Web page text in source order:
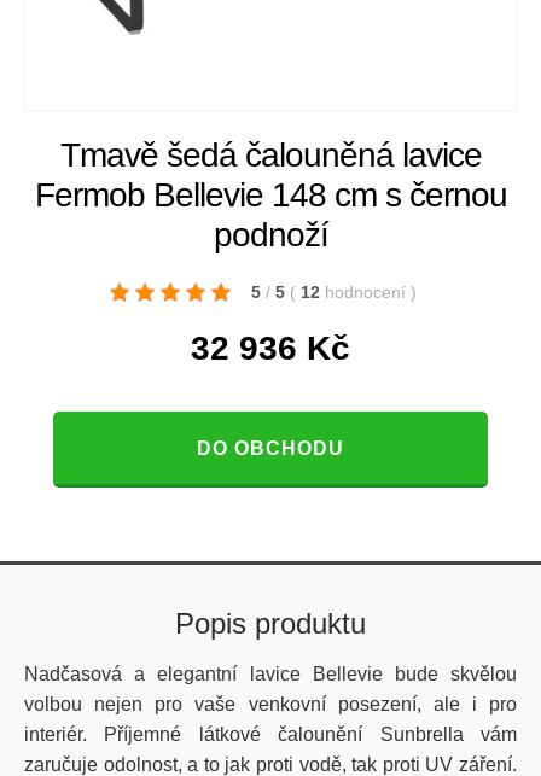
Tmavě šedá čalouněná lavice
Fermob Bellevie 148 cm s černou
podnoží
5 / 5 ( 12 hodnocení )
32 936 Kč
DO OBCHODU
Popis produktu
Nadčasová a elegantní lavice Bellevie bude skvělou
volbou nejen pro vaše venkovní posezení, ale i pro
interiér. Příjemné látkové čalounění Sunbrella vám
zaručuje odolnost, a to jak proti vodě, tak proti UV záření.